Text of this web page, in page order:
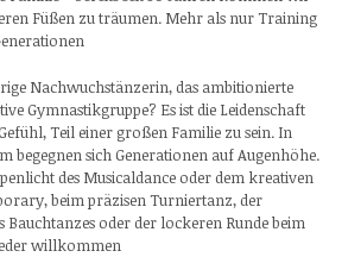
Füßen zu träumen. Mehr als nur Training
Nachwuchstänzerin, das ambitionierte
Gymnastikgruppe? Es ist die Leidenschaft
Teil einer großen Familie zu sein. In
begegnen sich Generationen auf Augenhöhe.
des Musicaldance oder dem kreativen
beim präzisen Turniertanz, der
oder der lockeren Runde beim
willkommen